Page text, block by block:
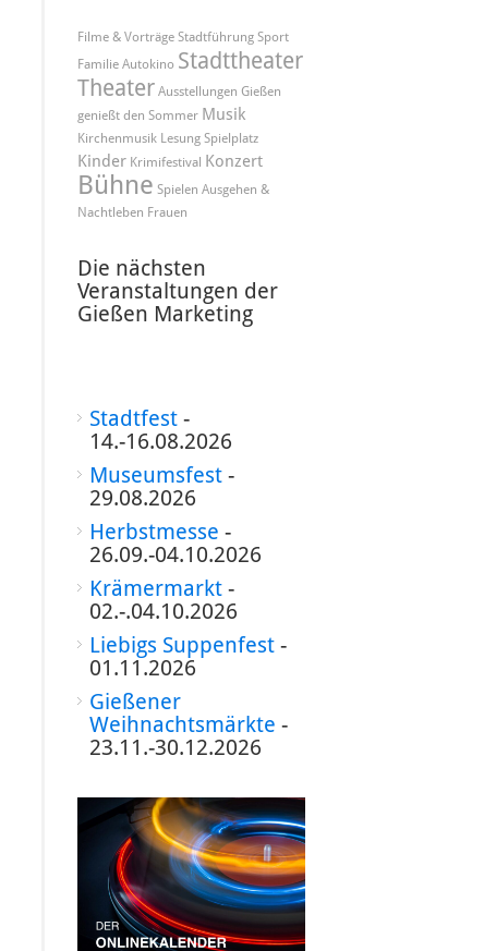
Filme & Vorträge Stadtführung Sport
Familie Autokino Stadttheater
Theater Ausstellungen Gießen
genießt den Sommer Musik
Kirchenmusik Lesung Spielplatz
Kinder Krimifestival Konzert
Bühne Spielen Ausgehen &
Nachtleben Frauen
Die nächsten
Veranstaltungen der
Gießen Marketing
Stadtfest-
14.-16.08.2026
Museumsfest-
29.08.2026
Herbstmesse -
26.09.-04.10.2026
Krämermarkt-
02.-.04.10.2026
Liebigs Suppenfest-
01.11.2026
Gießener
Weihnachtsmärkte -
23.11.-30.12.2026